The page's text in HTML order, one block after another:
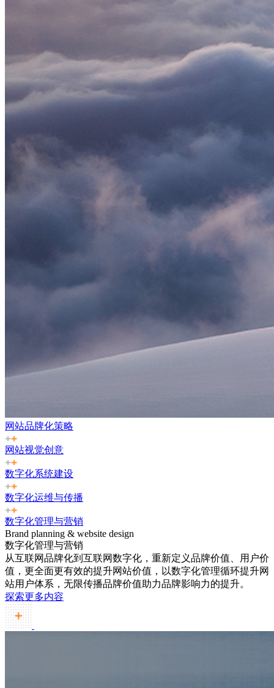
网站品牌化策略
网站视觉创意
数字化系统建设
数字化运维与传播
数字化管理与营销
Brand planning & website design
数字化管理与营销
从互联网品牌化到互联网数字化，重新定义品牌价值、用户价
值，更全面更有效的提升网站价值，以数字化管理循环提升网
站用户体系，无限传播品牌价值助力品牌影响力的提升。
探索更多内容